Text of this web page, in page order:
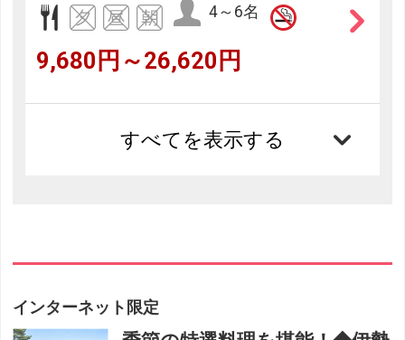
4～6名
9,680円～26,620円
すべてを表示する
インターネット限定